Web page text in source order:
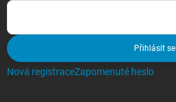
Přihlásit se
Nová registraceZapomenuté heslo